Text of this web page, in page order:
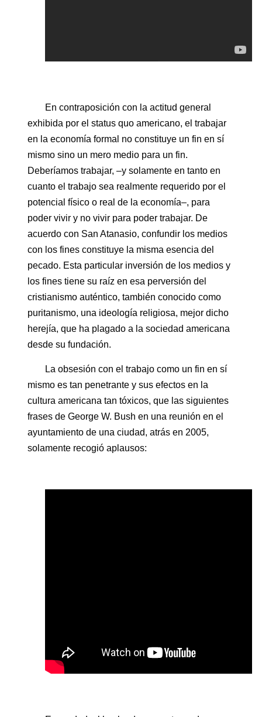
En contraposición con la actitud general
exhibida por el status quo americano, el trabajar
en la economía formal no constituye un fin en sí
mismo sino un mero medio para un fin.
Deberíamos trabajar, –y solamente en tanto en
cuanto el trabajo sea realmente requerido por el
potencial físico o real de la economía–, para
poder vivir y no vivir para poder trabajar. De
acuerdo con San Atanasio, confundir los medios
con los fines constituye la misma esencia del
pecado. Esta particular inversión de los medios y
los fines tiene su raíz en esa perversión del
cristianismo auténtico, también conocido como
puritanismo, una ideología religiosa, mejor dicho
herejía, que ha plagado a la sociedad americana
desde su fundación.
La obsesión con el trabajo como un fin en sí
mismo es tan penetrante y sus efectos en la
cultura americana tan tóxicos, que las siguientes
frases de George W. Bush en una reunión en el
ayuntamiento de una ciudad, atrás en 2005,
solamente recogió aplausos: